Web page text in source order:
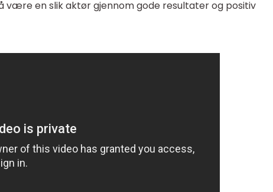
være en slik aktør gjennom gode resultater og positiv